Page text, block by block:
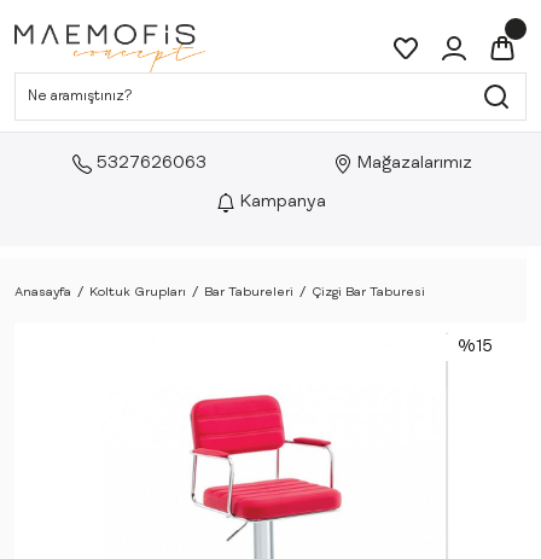
5327626063 Mağazalarımız
Kampanya
Anasayfa Koltuk Grupları Bar Tabureleri Çizgi Bar Taburesi
%15